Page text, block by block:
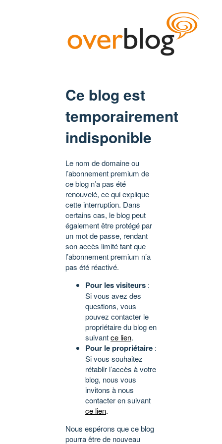
Ce blog est
temporairement
indisponible
Le nom de domaine ou
l’abonnement premium de
ce blog n’a pas été
renouvelé, ce qui explique
cette interruption. Dans
certains cas, le blog peut
également être protégé par
un mot de passe, rendant
son accès limité tant que
l’abonnement premium n’a
pas été réactivé.
Pour les visiteurs :
Si vous avez des
questions, vous
pouvez contacter le
propriétaire du blog en
suivantce lien.
Pour le propriétaire :
Si vous souhaitez
rétablir l’accès à votre
blog, nous vous
invitons à nous
contacter en suivant
ce lien.
Nous espérons que ce blog
pourra être de nouveau